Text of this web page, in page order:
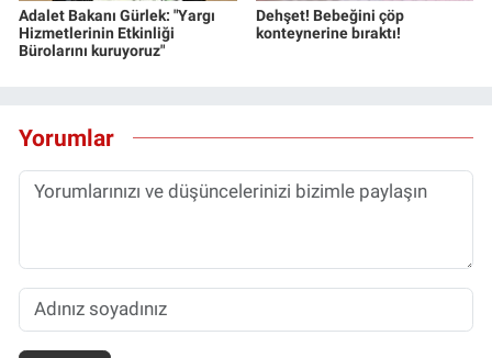
Adalet Bakanı Gürlek: "Yargı
Hizmetlerinin Etkinliği
Bürolarını kuruyoruz"
Dehşet! Bebeğini çöp
konteynerine bıraktı!
Yorumlar